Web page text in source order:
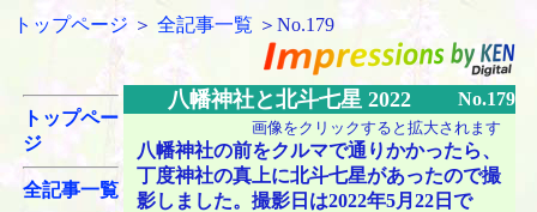
トップページ ＞ 全記事一覧 ＞No.179
トップペー
ジ
全記事一覧
八幡神社と北斗七星 2022 No.179
画像をクリックすると拡大されます
八幡神社の前をクルマで通りかかったら、
丁度神社の真上に北斗七星があったので撮
影しました。撮影日は2022年5月22日で